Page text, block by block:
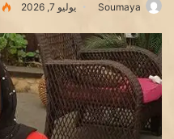
Soumaya يوليو 7, 2026